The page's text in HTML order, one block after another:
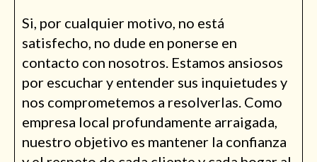
Si, por cualquier motivo, no está
satisfecho, no dude en ponerse en
contacto con nosotros. Estamos ansiosos
por escuchar y entender sus inquietudes y
nos comprometemos a resolverlas. Como
empresa local profundamente arraigada,
nuestro objetivo es mantener la confianza